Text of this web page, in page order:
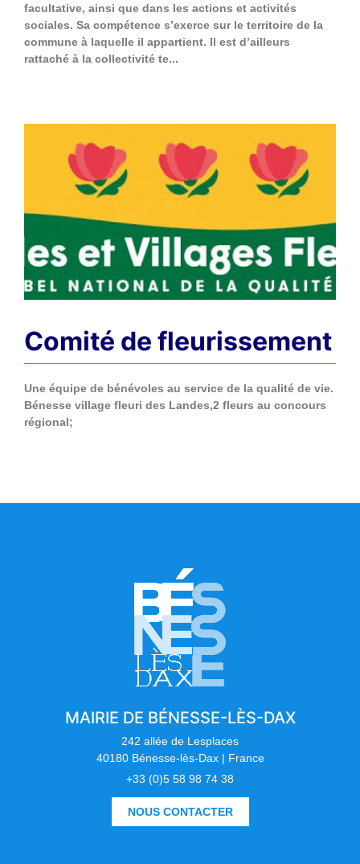
facultative, ainsi que dans les actions et activités
sociales. Sa compétence s’exerce sur le territoire de la
commune à laquelle il appartient. Il est d’ailleurs
rattaché à la collectivité te...
Comité de fleurissement
Une équipe de bénévoles au service de la qualité de vie.
Bénesse village fleuri des Landes,2 fleurs au concours
régional;
MAIRIE DE BÉNESSE-LÈS-DAX
242 allée de Lesplaces
40180 Bénesse-lès-Dax | France
+33 (0)5 58 98 74 38
NOUS CONTACTER